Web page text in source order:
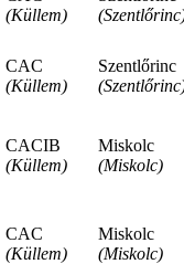
(Küllem)
CAC
(Küllem)
Szentlőrinc
CACIB
(Küllem)
Miskolc
(Miskolc)
CAC
(Küllem)
Miskolc
(Miskolc)